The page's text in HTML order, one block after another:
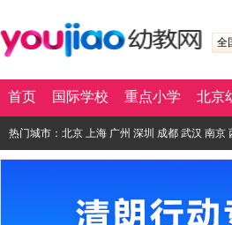
全
首页 国际学校 重点小学 北京
热门城市： 北京 上海 广州 深圳 成都 武汉 南京